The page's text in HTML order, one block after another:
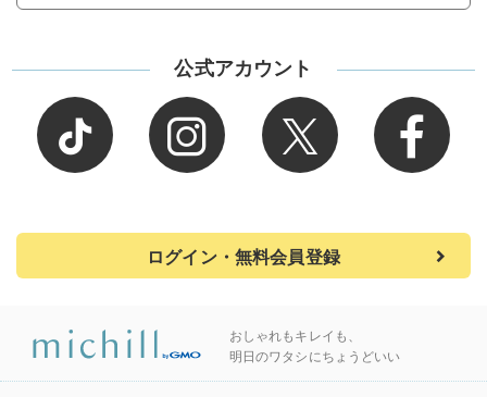
公式アカウント
ログイン・無料会員登録
おしゃれもキレイも、
明日のワタシにちょうどいい